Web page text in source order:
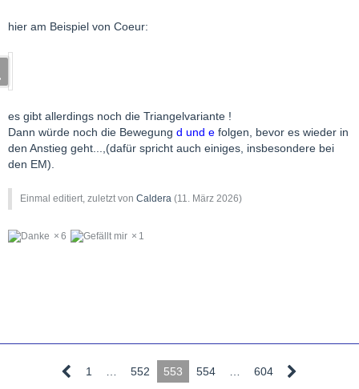
hier am Beispiel von Coeur:
es gibt allerdings noch die Triangelvariante !
Dann würde noch die Bewegung d und e folgen, bevor es wieder in
den Anstieg geht...,(dafür spricht auch einiges, insbesondere bei
den EM).
Einmal editiert, zuletzt von Caldera (11. März 2026)
6 1
1 552 553 554 604